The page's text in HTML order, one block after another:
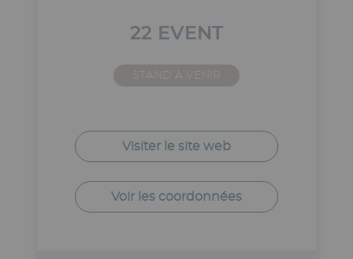
22 EVENT
Visiter le site web
Voir les coordonnées